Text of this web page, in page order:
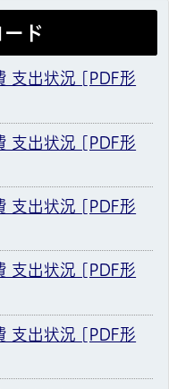
ド
支出状況 [PDF形
支出状況 [PDF形
支出状況 [PDF形
支出状況 [PDF形
支出状況 [PDF形